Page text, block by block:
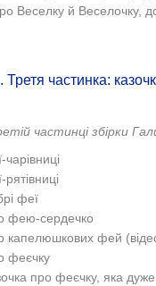
Веселку й Веселочку,
частинка:
частинці збірки
чарівниці
рятівниці
феї
фею-сердечко
капелюшкових фей
феєчку
про феєчку, яка